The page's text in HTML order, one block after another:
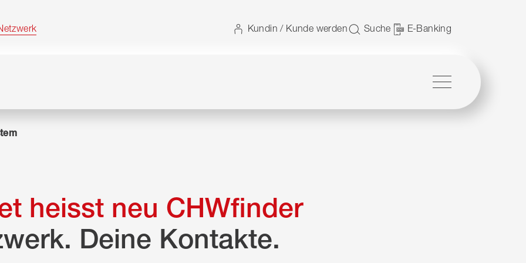
Kundin / Kunde werden Suche E-Banking
heisst neu CHWfinder
Deine Kontakte.